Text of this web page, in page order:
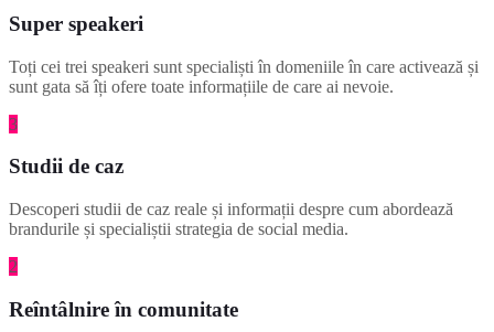
Super speakeri
Toți cei trei speakeri sunt specialiști în domeniile în care activează și
sunt gata să îți ofere toate informațiile de care ai nevoie.
3
Studii de caz
Descoperi studii de caz reale și informații despre cum abordează
brandurile și specialiștii strategia de social media.
2
Reîntâlnire în comunitate